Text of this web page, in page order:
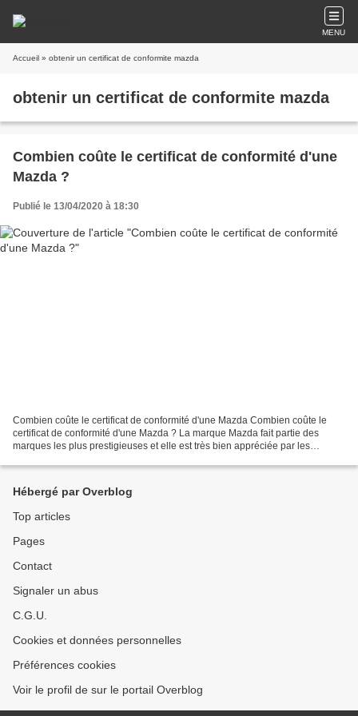
MENU
Accueil » obtenir un certificat de conformite mazda
obtenir un certificat de conformite mazda
Combien coûte le certificat de conformité d'une
Mazda ?
Publié le 13/04/2020 à 18:30
Combien coûte le certificat de conformité d'une Mazda Combien coûte le
certificat de conformité d'une Mazda ? La marque Mazda fait partie des
marques les plus prestigieuses et elle est très bien appréciée par les
Hébergé par Overblog
Top articles
Pages
Contact
Signaler un abus
C.G.U.
Cookies et données personnelles
Préférences cookies
Voir le profil de sur le portail Overblog